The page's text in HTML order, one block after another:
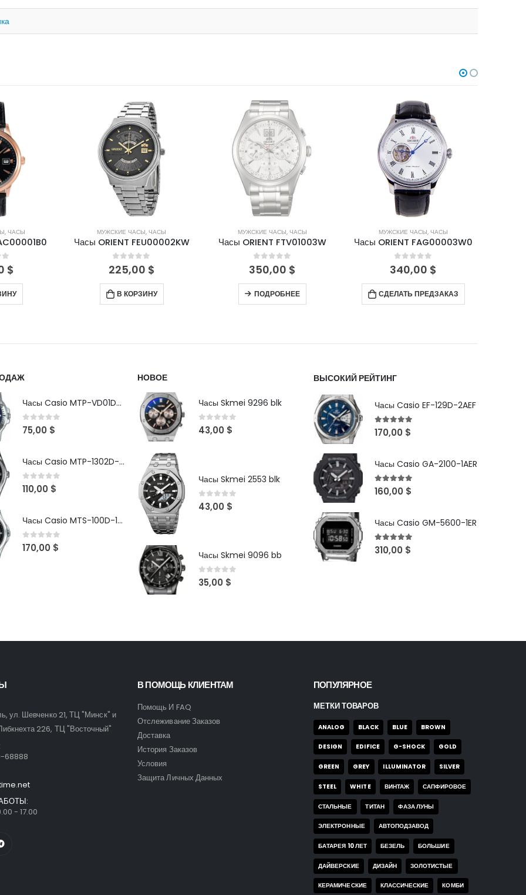
, ЧАСЫ
5
$
МУЖСКИЕ ЧАСЫ, ЧАСЫ
Часы ORIENT FEU00002KW
0out of 5
225,00 $
В КОРЗИНУ
НЕТ В НАЛИЧИИ
МУЖСКИЕ ЧАСЫ, ЧАСЫ
Часы ORIENT FTV01003W
0out of 5
350,00 $
ПОДРОБНЕЕ
МУЖСКИЕ ЧАСЫ, ЧАСЫ
Часы ORIENT FAG00003W0
0 out of 5
340,00 $
СДЕЛАТЬ ПРЕДЗАКАЗ
Часы Casio MTP-VD01D-2B
0out of 5
75,00 $
Часы Casio MTP-1302D-1A1VDF
0out of 5
110,00 $
Часы Casio MTS-100D-1AV
0out of 5
170,00 $
НОВОЕ
Часы Skmei 9296 blk
0 out of 5
43,00 $
Часы Skmei 2553 blk
0 out of 5
43,00 $
Часы Skmei 9096 bb
0out of 5
35,00 $
ВЫСОКИЙ РЕЙТИНГ
Часы Casio EF-129D-2AEF
5out of 5
170,00 $
Часы Casio GA-2100-1AER
5out of 5
160,00 $
Часы Casio GM-5600-1ER
5out of 5
310,00 $
ул. Шевченко 21, ТЦ "Минск" и
226, ТЦ "Восточный"
68888
- 17.00
В ПОМОЩЬ КЛИЕНТАМ
Помощь И FAQ
Отслеживание Заказов
Доставка
История Заказов
Условия
Защита Личных Данных
ПОПУЛЯРНОЕ
МЕТКИ ТОВАРОВ
ANALOG BLACK BLUE BROWN
DESIGN EDIFICE G-SHOCK GOLD
GREEN GREY ILLUMINATOR SILVER
STEEL WHITE ВИНТАЖ САПФИРОВОЕ
СТАЛЬНЫЕ ТИТАН ФАЗА ЛУНЫ
ЭЛЕКТРОННЫЕ АВТОПОДЗАВОД
БАТАРЕЯ 10 ЛЕТ БЕЗЕЛЬ БОЛЬШИЕ
ДАЙВЕРСКИЕ ДИЗАЙН ЗОЛОТИСТЫЕ
КЕРАМИЧЕСКИЕ КЛАССИЧЕСКИЕ КОМБИ